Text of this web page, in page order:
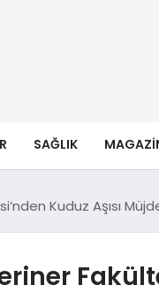
SAĞLIK
Kuduz Aşısı